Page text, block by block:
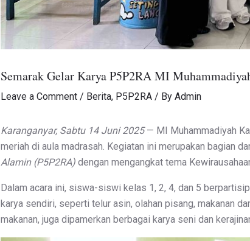
Semarak Gelar Karya P5P2RA MI
Leave a Comment / Berita, P5P2RA/ By Admin
Karanganyar, Sabtu 14 Juni 2025— MI Muhammadiyah
meriah di aula madrasah. Kegiatan ini merupakan bagian
Alamin (P5P2RA)dengan mengangkat tema
Dalam acara ini, siswa-siswi kelas 1, 2, 4, dan 5
karya sendiri, seperti telur asin, olahan pisang, makanan
makanan, juga dipamerkan berbagai karya seni dan